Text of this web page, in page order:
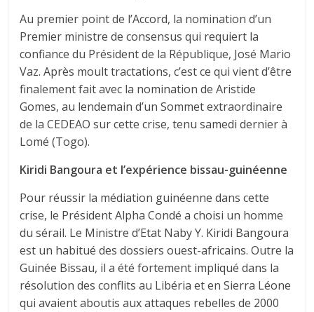
Au premier point de l’Accord, la nomination d’un
Premier ministre de consensus qui requiert la
confiance du Président de la République, José Mario
Vaz. Après moult tractations, c’est ce qui vient d’être
finalement fait avec la nomination de Aristide
Gomes, au lendemain d’un Sommet extraordinaire
de la CEDEAO sur cette crise, tenu samedi dernier à
Lomé (Togo).
Kiridi Bangoura et l’expérience bissau-guinéenne
Pour réussir la médiation guinéenne dans cette
crise, le Président Alpha Condé a choisi un homme
du sérail. Le Ministre d’Etat Naby Y. Kiridi Bangoura
est un habitué des dossiers ouest-africains. Outre la
Guinée Bissau, il a été fortement impliqué dans la
résolution des conflits au Libéria et en Sierra Léone
qui avaient aboutis aux attaques rebelles de 2000